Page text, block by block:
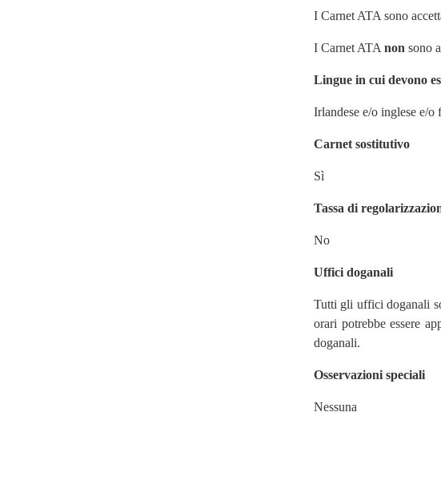
I Carnet ATA sono
I Carnet ATA non sono
Lingue in cui devono
Irlandese e/o inglese e/
Carnet sostitutivo
Sì
Tassa di
No
Uffici doganali
Tutti gli uffici doganali
orari potrebbe essere
doganali.
Osservazioni speciali
Nessuna